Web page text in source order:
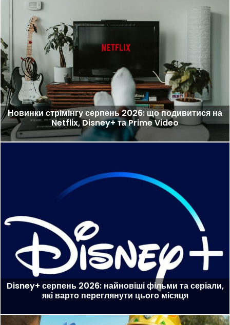
Новинки стрімінгу серпень 2026: що подивитися на
Netflix, Disney+ та Prime Video
Disney+ серпень 2026: найновіші фільми та серіали,
які варто переглянути цього місяця